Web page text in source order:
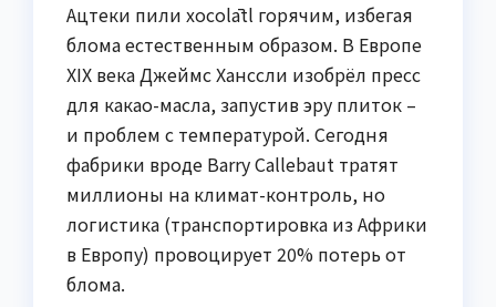
Ацтеки пили xocolātl горячим, избегая
блома естественным образом. В Европе
XIX века Джеймс Ханссли изобрёл пресс
для какао-масла, запустив эру плиток –
и проблем с температурой. Сегодня
фабрики вроде Barry Callebaut тратят
миллионы на климат-контроль, но
логистика (транспортировка из Африки
в Европу) провоцирует 20% потерь от
блома.